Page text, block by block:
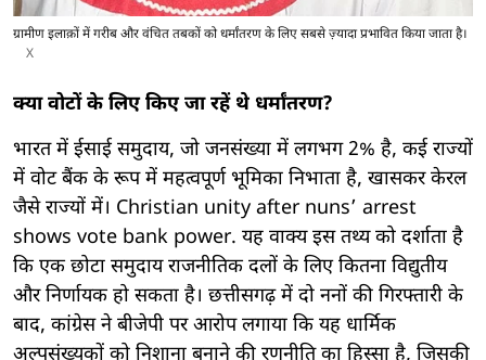
ग्रामीण इलाक़ों में गरीब और वंचित तबकों को धर्मांतरण के लिए सबसे ज़्यादा प्रभावित किया जाता है।
X
क्या वोटों के लिए किए जा रहें थे धर्मांतरण?
भारत में ईसाई समुदाय, जो जनसंख्या में लगभग 2% है, कई राज्यों
में वोट बैंक के रूप में महत्वपूर्ण भूमिका निभाता है, खासकर केरल
जैसे राज्यों में। Christian unity after nuns’ arrest
shows vote bank power. यह वाक्य इस तथ्य को दर्शाता है
कि एक छोटा समुदाय राजनीतिक दलों के लिए कितना विद्युतीय
और निर्णायक हो सकता है। छत्तीसगढ़ में दो ननों की गिरफ्तारी के
बाद, कांग्रेस ने बीजेपी पर आरोप लगाया कि यह धार्मिक